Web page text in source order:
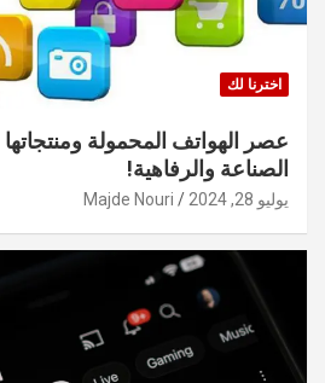
اخترنا لك
عصر الهواتف المحمولة
الصناعة والرفاهية!
يوليو 28, 2024 Majde Nouri